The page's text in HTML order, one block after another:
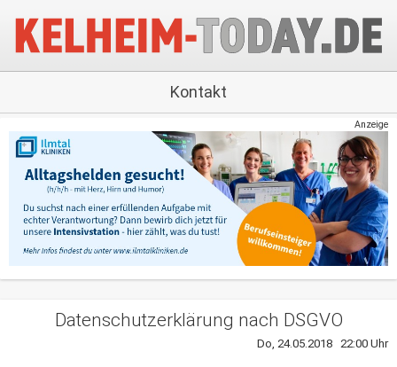
Kontakt
Anzeige
Datenschutzerklärung nach DSGVO
Do, 24.05.2018 22:00 Uhr